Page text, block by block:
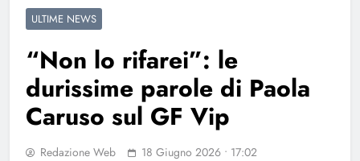
ULTIME NEWS
“Non lo rifarei”: le
durissime parole di Paola
Caruso sul GF Vip
Redazione Web 18 Giugno 2026 • 17:02